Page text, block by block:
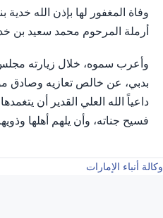
وفاة المغفور لها بإذن الله
أرملة المرحوم محمد سعيد بن
وأعرب سموه، خلال زيارته
بدبي، عن خالص تعازيه وصادق
داعياً الله العلي القدير أن
فسيح جناته، وأن يلهم أهلها
وكالة أنباء الإمارات